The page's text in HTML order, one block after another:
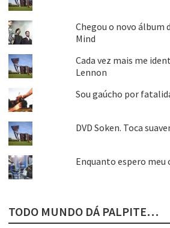
Chegou o novo álbum
Mind
Cada vez mais me
Lennon
Sou gaúcho por
DVD Soken. Toca
Enquanto espero meu
TODO MUNDO DÁ PALPITE…